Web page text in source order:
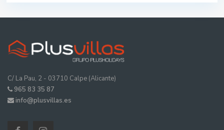
C/ La Pau, 2 - 03710 Calpe (Alicante)
965 83 35 87
info@plusvillas.es